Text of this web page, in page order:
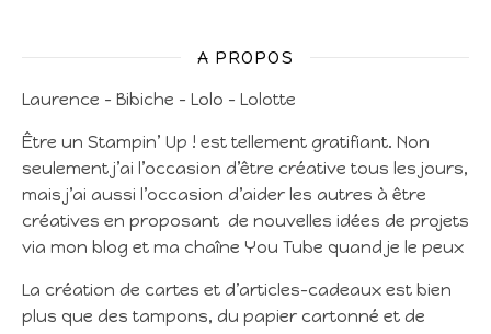
A PROPOS
Laurence – Bibiche – Lolo – Lolotte
Être un Stampin’ Up ! est tellement gratifiant. Non
seulement j’ai l’occasion d’être créative tous les jours,
mais j’ai aussi l’occasion d’aider les autres à être
créatives en proposant de nouvelles idées de projets
via mon blog et ma chaîne You Tube quand je le peux
La création de cartes et d’articles-cadeaux est bien
plus que des tampons, du papier cartonné et de